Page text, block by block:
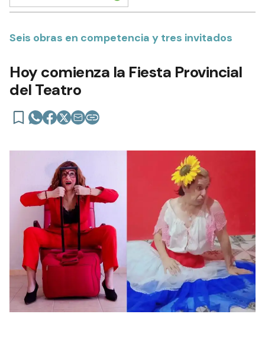
Seis obras en competencia y tres invitados
Hoy comienza la Fiesta Provincial
del Teatro